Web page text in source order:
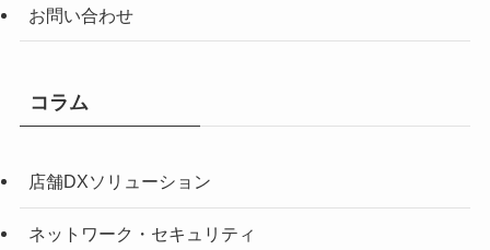
お問い合わせ
コラム
店舗DXソリューション
ネットワーク・セキュリティ